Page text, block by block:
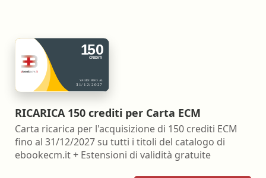
RICARICA 150 crediti per Carta ECM
Carta ricarica per l'acquisizione di 150 crediti ECM
fino al 31/12/2027 su tutti i titoli del catalogo di
ebookecm.it + Estensioni di validità gratuite